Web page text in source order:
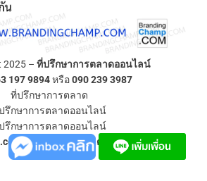
2025 – ที่ปรึกษาการตลาดออนไลน์
197 9894หรือ090 239 3987
ที่ปรึกษาการตลาด
รึกษาการตลาดออนไลน์
รึกษาการตลาดออนไลน์
ที่ปรึกษาการตลาดออนไลน์